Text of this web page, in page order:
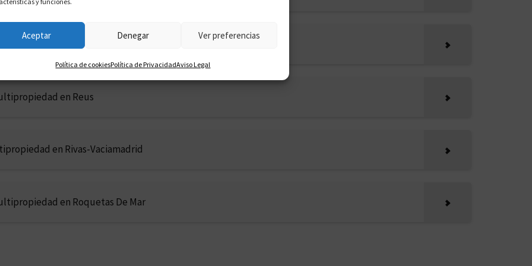
Aceptar Denegar Ver preferencias
Política de cookiesPolítica de PrivacidadAviso Legal
en Puertollano
en Reus
en Rivas-Vaciamadrid
en Roquetas De Mar